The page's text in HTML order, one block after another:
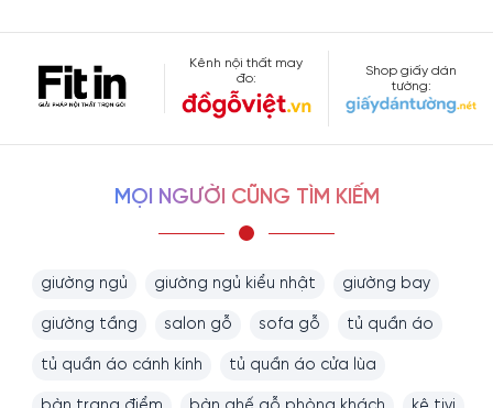
Kênh nội thất may
đo:
Shop giấy dán
tường:
MỌI NGƯỜI CŨNG TÌM KIẾM
giường ngủ giường ngủ kiểu nhật giường bay
giường tầng salon gỗ sofa gỗ tủ quần áo
tủ quần áo cánh kính tủ quần áo cửa lùa